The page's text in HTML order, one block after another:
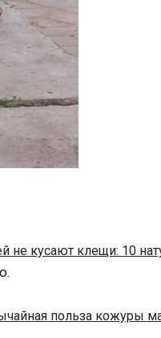
не кусают клещи: 10
польза кожуры